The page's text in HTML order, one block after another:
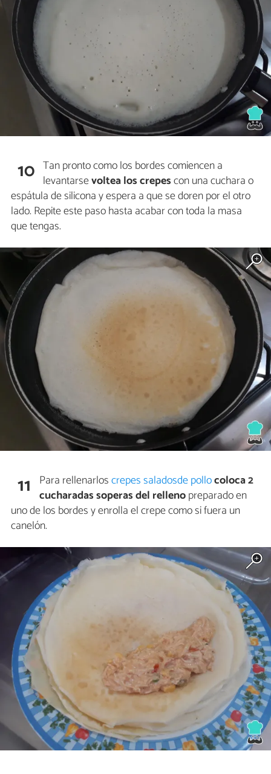
10 Tan pronto como los bordes comiencen a
levantarsevoltea los crepescon una cuchara o
espátula de silicona y espera a que se doren por el otro
lado. Repite este paso hasta acabar con toda la masa
que tengas.
11 Para rellenarloscrepes saladosde pollocoloca 2
cucharadas soperas del rellenopreparado en
uno de los bordes y enrolla el crepe como si fuera un
canelón.